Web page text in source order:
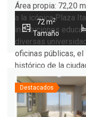
Área propia: 72,20
a la icónica Plaza
instituciones
diversas
oficinas públicas,
histórico de la
72 m2
Tamaño
Destacados